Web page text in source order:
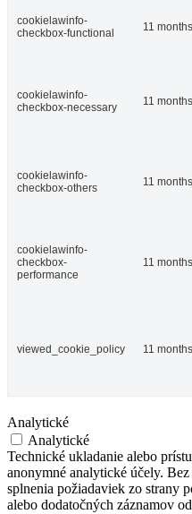
cookielawinfo-
checkbox-functional
11 months
cookielawinfo-
checkbox-necessary
11 months
cookielawinfo-
checkbox-others
11 months
cookielawinfo-
checkbox-
performance
11 months
viewed_cookie_policy 11 months
Analytické
Analytické
Technické ukladanie alebo
anonymné analytické účely.
splnenia požiadaviek zo strany
alebo dodatočných záznamov